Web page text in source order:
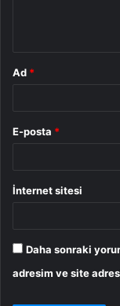
Ad *
E-posta *
İnternet sitesi
Daha sonraki
adresim ve site